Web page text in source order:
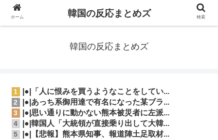
韓国の反応まとめズ
1 |●|「人に恨みを買うようなことをしてい...
2 |●|あっち系御用達で有名になった某ブラ...
3 |●|思い通りに動かない熊本被災者に左派...
4 |●|韓国人「大統領が直接乗り出して大韓...
5 |●|【悲報】熊本県知事、報道陣土足取材...
ホーム 韓国の反応まとめズ 検索